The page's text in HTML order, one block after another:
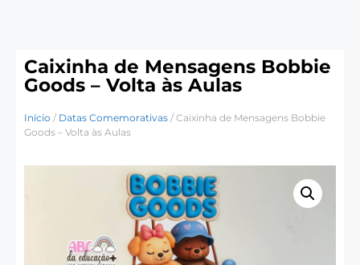
Caixinha de Mensagens Bobbie
Goods – Volta às Aulas
Início / Datas Comemorativas / Caixinha de Mensagens Bobbie
Goods – Volta às Aulas